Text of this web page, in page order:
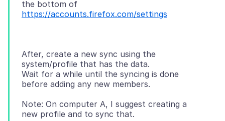
https://accounts.firefox.com/settings
After, create a new sync using the
system/profile that has the data.
Wait for a while until the syncing is done
Note: On computer A, I suggest creating a
new profile and to sync that.